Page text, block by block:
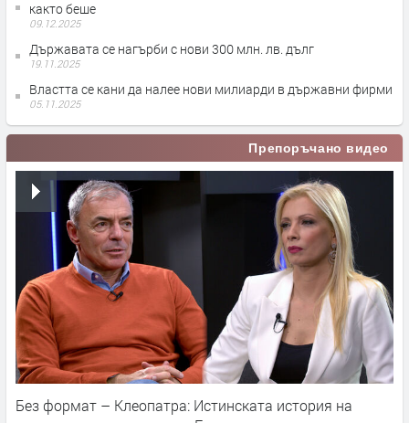
както беше
09.12.2025
Държавата се нагърби с нови 300 млн. лв. дълг
19.11.2025
Властта се кани да налее нови милиарди в държавни фирми
05.11.2025
Препоръчано видео
Без формат – Клеопатра: Истинската история на